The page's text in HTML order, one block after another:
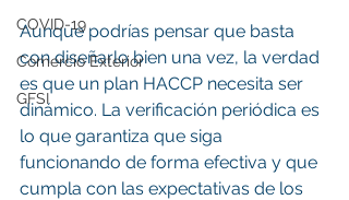
COVID-19
Comercio Exterior
GFSI
Aunque podrías pensar que basta
con diseñarlo bien una vez, la verdad
es que un plan HACCP necesita ser
dinámico. La verificación periódica es
lo que garantiza que siga
funcionando de forma efectiva y que
cumpla con las expectativas de los